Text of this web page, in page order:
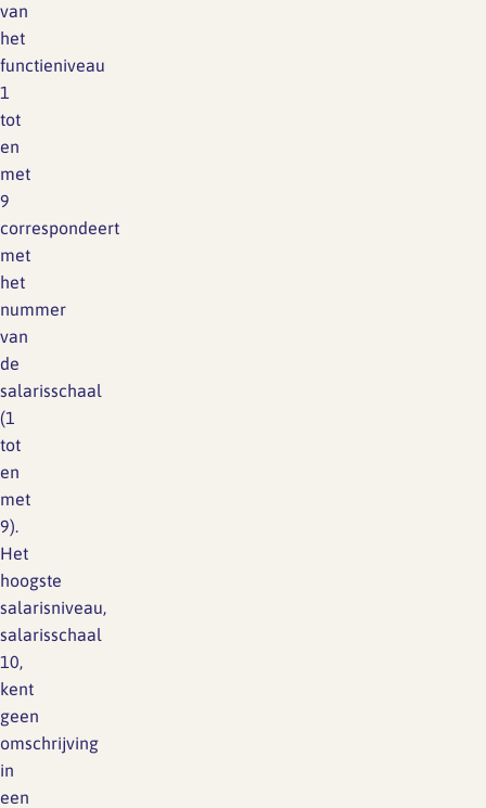
van
het
functieniveau
1
tot
en
met
9
correspondeert
met
het
nummer
van
de
salarisschaal
(1
tot
en
met
9).
Het
hoogste
salarisniveau,
salarisschaal
10,
kent
geen
omschrijving
in
een